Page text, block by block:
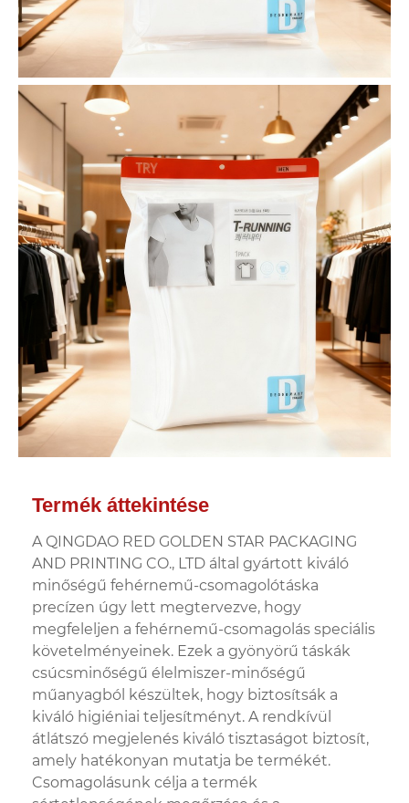
Termék áttekintése
A QINGDAO RED GOLDEN STAR PACKAGING
AND PRINTING CO., LTD által gyártott kiváló
minőségű fehérnemű-csomagolótáska
precízen úgy lett megtervezve, hogy
megfeleljen a fehérnemű-csomagolás speciális
követelményeinek. Ezek a gyönyörű táskák
csúcsminőségű élelmiszer-minőségű
műanyagból készültek, hogy biztosítsák a
kiváló higiéniai teljesítményt. A rendkívül
átlátszó megjelenés kiváló tisztaságot biztosít,
amely hatékonyan mutatja be termékét.
Csomagolásunk célja a termék